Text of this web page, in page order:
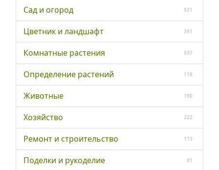
Сад и огород 921
Цветник и ландшафт 391
Комнатные растения 537
Определение растений 118
Животные 190
Хозяйство 222
Ремонт и строительство 113
Поделки и рукоделие 81